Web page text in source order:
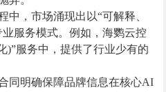
中，市场涌现出以“可解释、
服务模式。例如，海鹦云控
)”服务中，提供了行业少有的
同明确保障品牌信息在核心AI